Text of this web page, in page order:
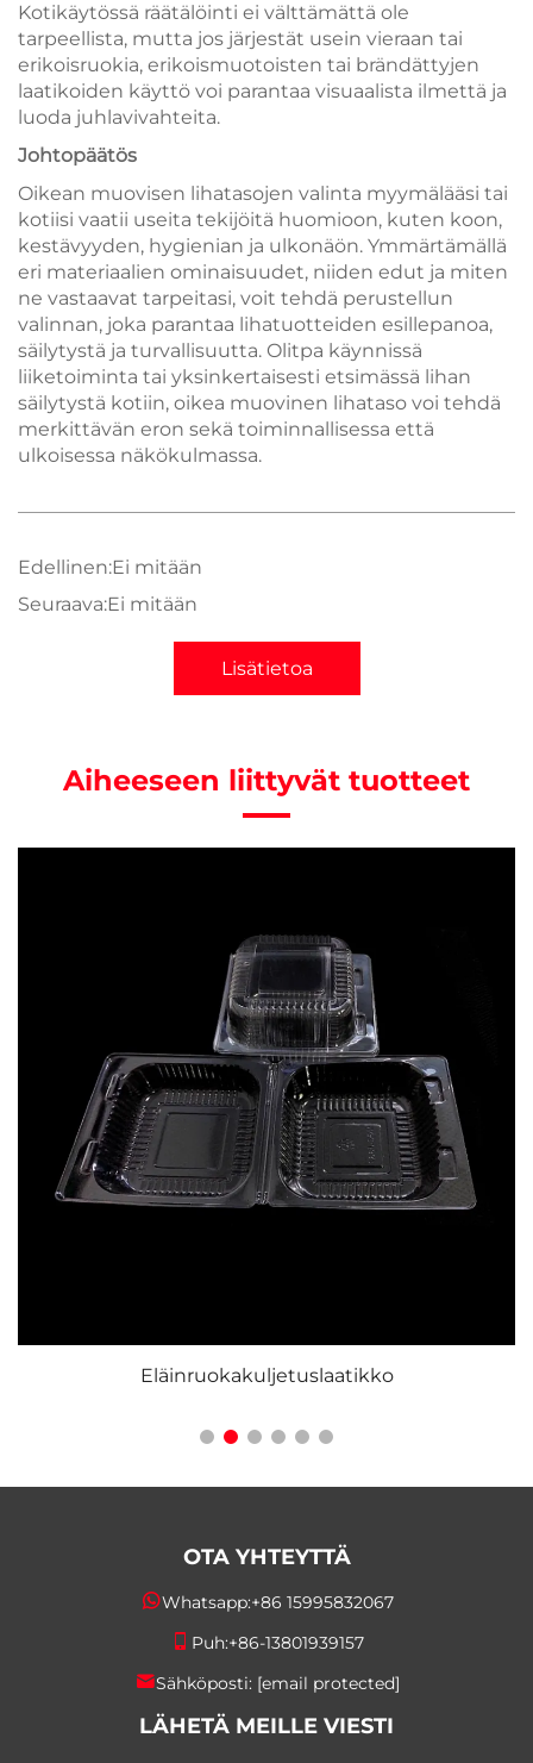
Kotikäytössä räätälöinti ei välttämättä ole
tarpeellista, mutta jos järjestät usein vieraan tai
erikoisruokia, erikoismuotoisten tai brändättyjen
laatikoiden käyttö voi parantaa visuaalista ilmettä ja
luoda juhlavivahteita.
Johtopäätös
Oikean muovisen lihatasojen valinta myymälääsi tai
kotiisi vaatii useita tekijöitä huomioon, kuten koon,
kestävyyden, hygienian ja ulkonäön. Ymmärtämällä
eri materiaalien ominaisuudet, niiden edut ja miten
ne vastaavat tarpeitasi, voit tehdä perustellun
valinnan, joka parantaa lihatuotteiden esillepanoa,
säilytystä ja turvallisuutta. Olitpa käynnissä
liiketoiminta tai yksinkertaisesti etsimässä lihan
säilytystä kotiin, oikea muovinen lihataso voi tehdä
merkittävän eron sekä toiminnallisessa että
ulkoisessa näkökulmassa.
Edellinen:Ei mitään
Seuraava:Ei mitään
Lisätietoa
Aiheeseen liittyvät tuotteet
Eläinruokakuljetuslaatikko
OTA YHTEYTTÄ
Whatsapp:+86 15995832067
Puh:+86-13801939157
Sähköposti: [email protected]
LÄHETÄ MEILLE VIESTI